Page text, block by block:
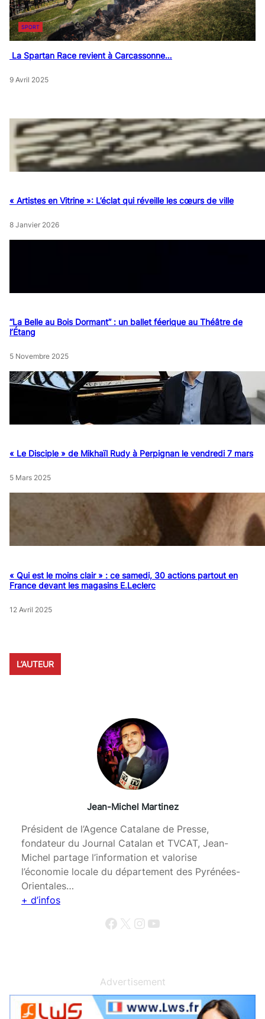
SPORT
La Spartan Race revient à Carcassonne…
9 Avril 2025
« Artistes en Vitrine »: L’éclat qui réveille les cœurs de ville
8 Janvier 2026
“La Belle au Bois Dormant” : un ballet féerique au Théâtre de
l’Étang
5 Novembre 2025
« Le Disciple » de Mikhaïl Rudy à Perpignan le vendredi 7 mars
5 Mars 2025
« Qui est le moins clair » : ce samedi, 30 actions partout en
France devant les magasins E.Leclerc
12 Avril 2025
L’AUTEUR
Jean-Michel Martinez
Président de l’Agence Catalane de Presse,
fondateur du Journal Catalan et TVCAT, Jean-
Michel partage l’information et valorise
l’économie locale du département des Pyrénées-
Orientales…
+ d’infos
Facebook X Instagram YouTube
Advertisement